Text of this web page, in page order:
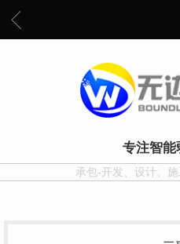
专注智能
承包-开发、设计、